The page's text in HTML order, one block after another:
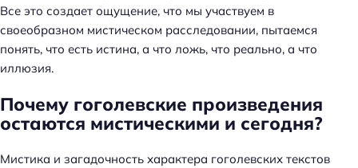
Все это создает ощущение, что мы участвуем в
своеобразном мистическом расследовании, пытаемся
понять, что есть истина, а что ложь, что реально, а что
иллюзия.
Почему гоголевские произведения
остаются мистическими и сегодня?
Мистика и загадочность характера гоголевских текстов